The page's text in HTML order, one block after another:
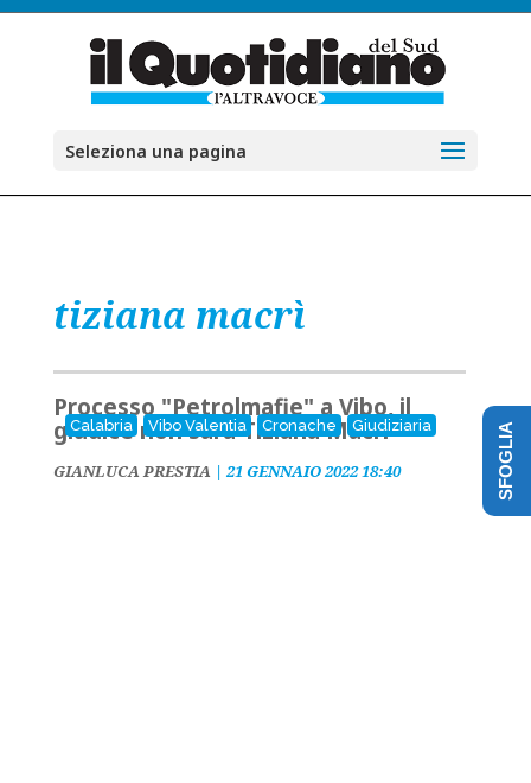
Seleziona una pagina
tiziana macrì
Calabria Vibo Valentia Cronache Giudiziaria
Processo "Petrolmafie" a Vibo, il
giudice non sarà Tiziana Macrì
GIANLUCA PRESTIA| 21 GENNAIO 2022 18:40 SFOGLIA